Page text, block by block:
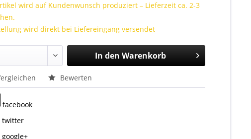
wird auf Kundenwunsch produziert – Lieferzeit ca. 2-3
wird direkt bei Liefereingang versendet
In den Warenkorb
Bewerten
facebook
twitter
google+